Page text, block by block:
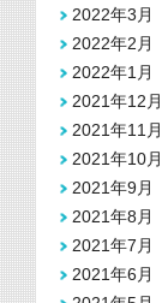
2022年3月
2022年2月
2022年1月
2021年12月
2021年11月
2021年10月
2021年9月
2021年8月
2021年7月
2021年6月